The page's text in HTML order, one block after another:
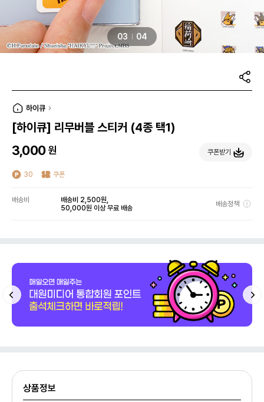
03 04
하이큐
[하이큐] 리무버블 스티커 (4종 택1)
3,000원 쿠폰받기
30 쿠폰
배송비
배송비 2,500원,
50,000원 이상 무료 배송
배송정책
상품정보